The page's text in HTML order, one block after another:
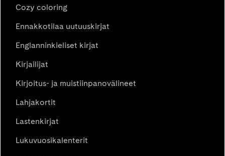
Cozy coloring
Ennakkotilaa uutuuskirjat
Englanninkieliset kirjat
Kirjailijat
Kirjoitus- ja muistiinpanovälineet
Lahjakortit
Lastenkirjat
Lukuvuosikalenterit